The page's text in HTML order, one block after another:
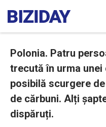
Polonia. Patru
trecută în urma
posibilă scurgere
de cărbuni. Alți
dispăruți.